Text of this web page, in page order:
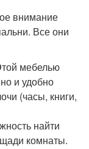
внимание
Все они
мебелью
и удобно
(часы, книги,
найти
комнаты.